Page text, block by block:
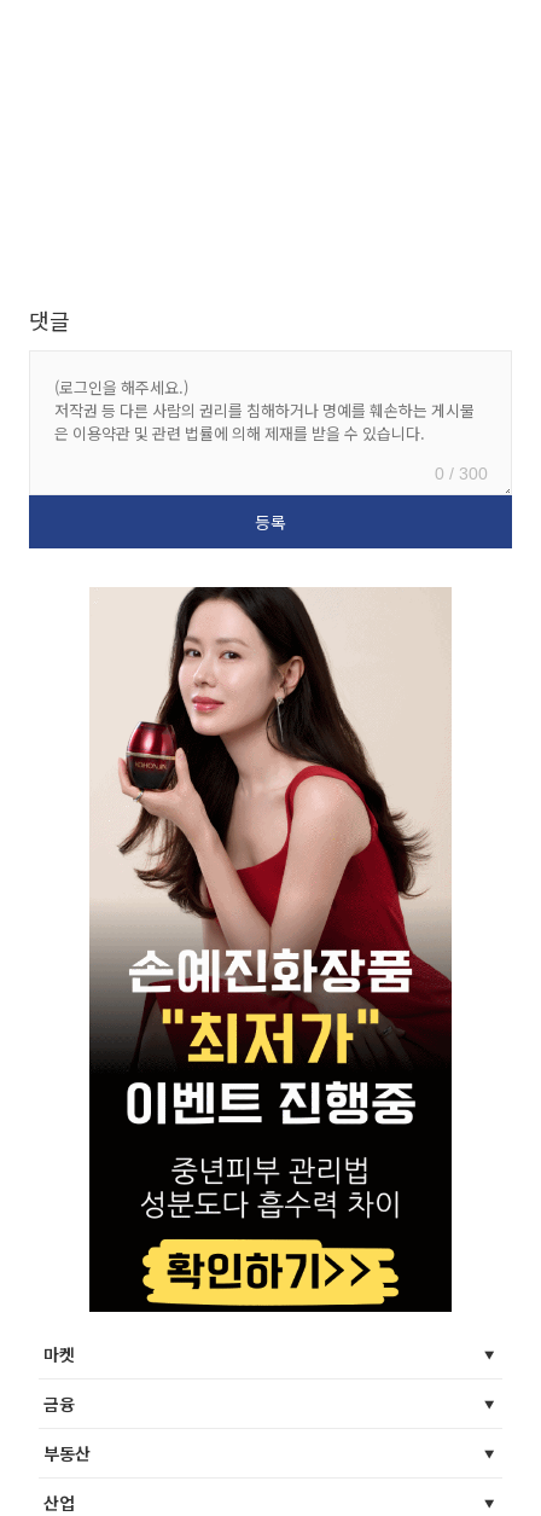
댓글
0 / 300
마켓
금융
부동산
산업